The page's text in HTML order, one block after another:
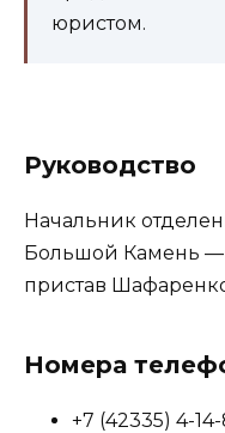
юристом.
Руководство
Начальник
Большой Камень
пристав
Номера
+7 (42335) 4-